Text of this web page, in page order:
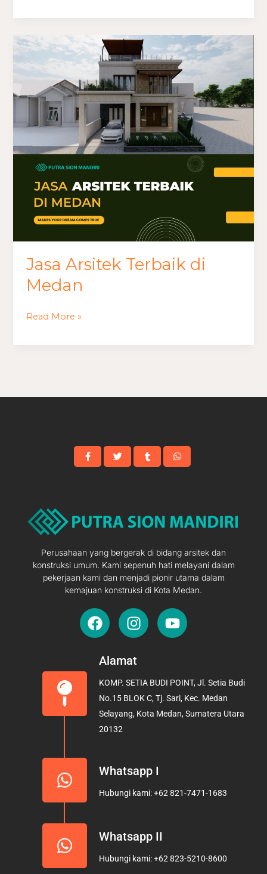
Jasa Arsitek Terbaik di
Medan
Jasa
Arsitek
Terbaik
Medan
Read More »
Perusahaan yang bergerak di bidang arsitek dan
konstruksi umum. Kami sepenuh hati melayani dalam
pekerjaan kami dan menjadi pionir utama dalam
kemajuan konstruksi di Kota Medan.
F
a
e
o
o
k
I
n
t
g
r
a
Y
o
b
e
Alamat
KOMP. SETIA BUDI POINT, Jl. Setia Budi
No.15 BLOK C, Tj. Sari, Kec. Medan
Selayang, Kota Medan, Sumatera Utara
20132
Whatsapp I
Hubungi kami: +62 821-7471-1683
Whatsapp II
Hubungi kami: +62 823-5210-8600